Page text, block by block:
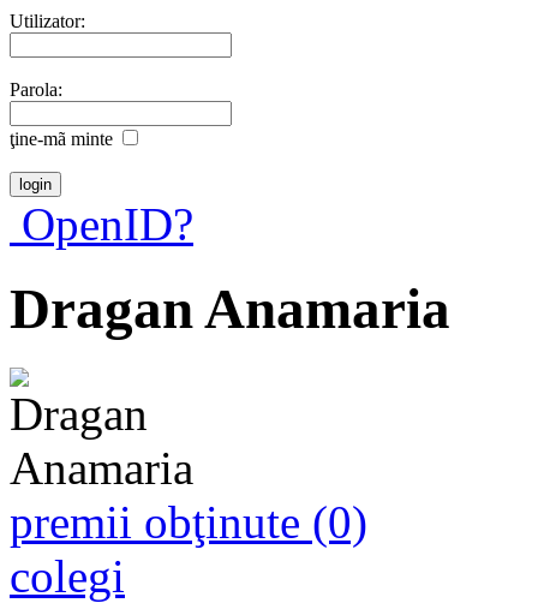
Utilizator:
Parola:
ţine-mã minte
OpenID?
Dragan Anamaria
premii obţinute (0)
colegi